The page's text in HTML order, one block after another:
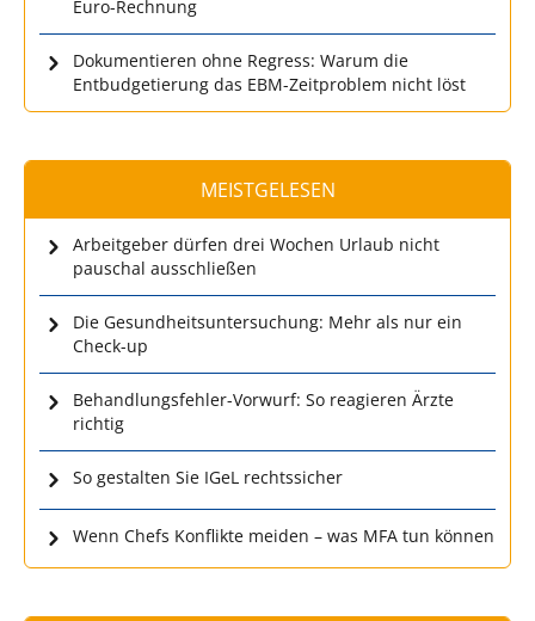
Euro-Rechnung
Dokumentieren ohne Regress: Warum die
Entbudgetierung das EBM-Zeitproblem nicht löst
MEISTGELESEN
Arbeitgeber dürfen drei Wochen Urlaub nicht
pauschal ausschließen
Die Gesundheitsuntersuchung: Mehr als nur ein
Check-up
Behandlungsfehler-Vorwurf: So reagieren Ärzte
richtig
So gestalten Sie IGeL rechtssicher
Wenn Chefs Konflikte meiden – was MFA tun können